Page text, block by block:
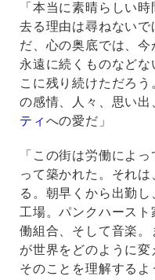
「本当に素晴らしい
去る理由は尋ねない
だ、心の奥底では、今
永遠に続くものなど
こに残り続けただろ
の感情、人々、思い出
ティ への愛だ」
「この街は労働によ
って築かれた。それ
る。朝早くから出勤し
工場。パンクハース
働組合、そして音楽
が世界をどのように
そのことを理解するよ